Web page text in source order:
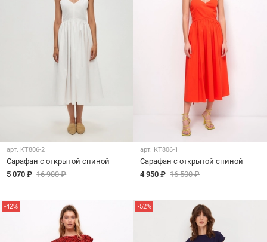
арт. KT806-2
Сарафан с открытой спиной
5 070 ₽ 16 900 ₽
арт. KT806-1
Сарафан с открытой спиной
4 950 ₽ 16 500 ₽
-42% -52%